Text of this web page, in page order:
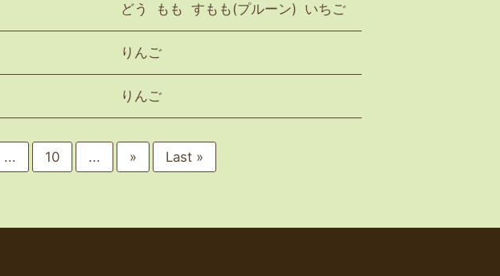
どう
もも すもも(プルーン) いちご
りんご
りんご
... 10 ... » Last »